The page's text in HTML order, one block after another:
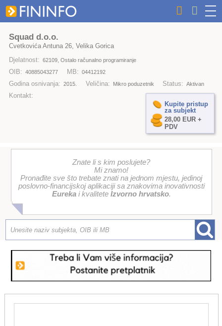
Squad d.o.o.
Cvetkovića Antuna 26, Velika Gorica
Djelatnost: 62109, Ostalo računalno programiranje
OIB: 40885043277 MB: 04412192
Godina osnivanja: 2015. Veličina: Mikro poduzetnik Status: Aktivan
Kontakt:
Kupite pristup
za subjekt
28,00 EUR +
PDV
Znate li s kim poslujete?
Mi znamo!
Pronađite sve što trebate znati na jednom mjestu, jedinoj
poslovno-financijskoj aplikaciji sa znakovima inovativnosti
Eurekai kvalitete Izvorno hrvatsko.